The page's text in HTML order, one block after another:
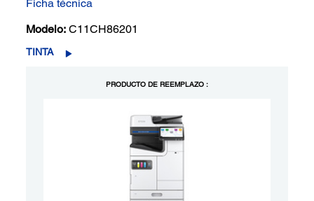
Ficha técnica
Modelo: C11CH86201
TINTA
PRODUCTO DE REEMPLAZO :